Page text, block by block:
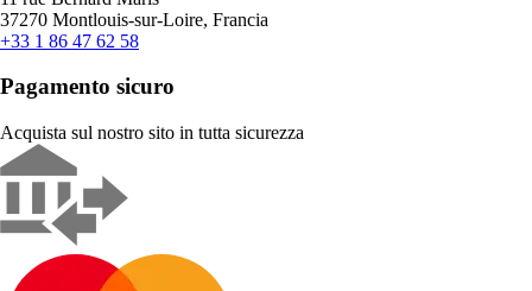
37270 Montlouis-sur-Loire, Francia
+33 1 86 47 62 58
Pagamento sicuro
Acquista sul nostro sito in tutta sicurezza